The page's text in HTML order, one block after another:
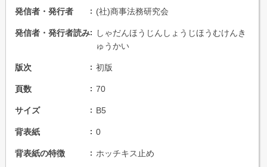
発信者・発行者 (社)商事法務研究会
発信者・発行者読み
しゃだんほうじんしょうじほうむけんき
ゅうかい
版次 初版
頁数 70
サイズ B5
背表紙 0
背表紙の特徴 ホッチキス止め